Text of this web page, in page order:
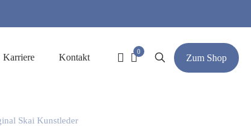
Karriere Kontakt
0
Zum Shop
Skai Kunstleder